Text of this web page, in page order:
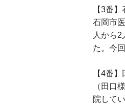
【3番
石岡市
人から
た。今
【4番
（田口
院して